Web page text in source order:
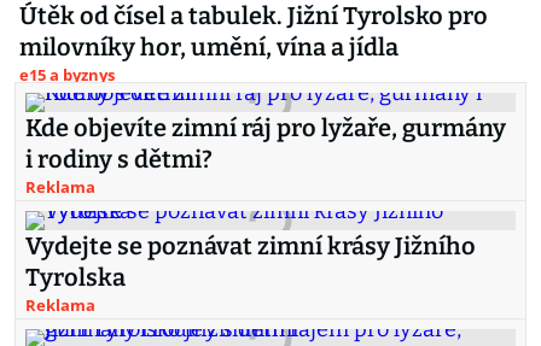
Útěk od čísel a tabulek. Jižní Tyrolsko pro
milovníky hor, umění, vína a jídla
e15 a byznys
Kde objevíte zimní ráj pro lyžaře, gurmány
i rodiny s dětmi?
Reklama
Vydejte se poznávat zimní krásy Jižního
Tyrolska
Reklama